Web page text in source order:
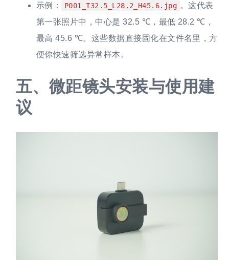
示例：
P001_T32.5_L28.2_H45.6.jpg 。这代表
第一张照片中，中心是 32.5 ℃，最低 28.2 ℃，
最高 45.6 ℃。这些数据直接固化在文件名里，方
便你快速筛选异常样本。
五、 微距镜头安装与使用建
议